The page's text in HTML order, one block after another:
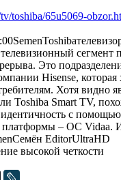
toshiba/65u5069-
SemenToshiba
сегмент
Это
Hisense, которая
Хотя видно
Toshiba Smart TV,
с
платформы – ОС Vidaa.
Семён EditorUltraHD